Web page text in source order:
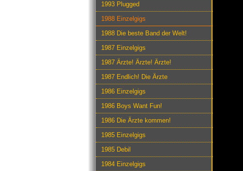
1993 Plugged
1988 Einzelgigs
1988 Die beste Band der Welt!
1987 Einzelgigs
1987 Ärzte! Ärzte! Ärzte!
1987 Endlich! Die Ärzte
1986 Einzelgigs
1986 Boys Want Fun!
1986 Die Ärzte kommen!
1985 Einzelgigs
1985 Debil
1984 Einzelgigs